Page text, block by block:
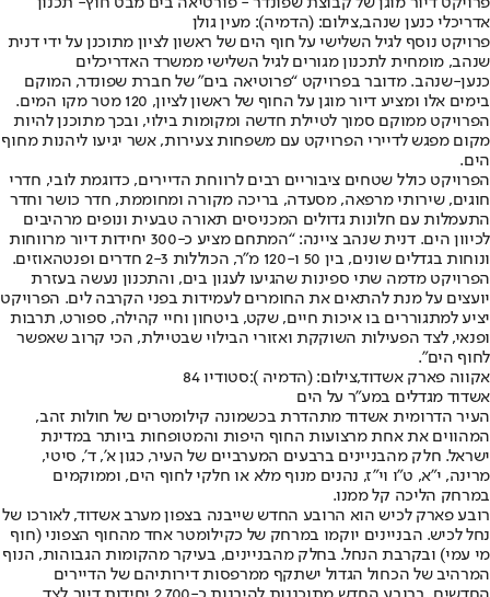
אדריכלי כנען שנהב,צילום: (הדמיה): מעין גולן
פרויקט נוסף לגיל השלישי על חוף הים של ראשון לציון מתוכנן על ידי דנית
שנהב, מומחית לתכנון מגורים לגיל השלישי ממשרד האדריכלים
כנען-שנהב. מדובר בפרויקט “פרוטיאה בים" של חברת שפונדר, המוקם
בימים אלו ומציע דיור מוגן על החוף של ראשון לציון, 120 מטר מקו המים.
הפרויקט ממוקם סמוך לטיילת חדשה ומקומות בילוי, ובכך מתוכנן להיות
מקום מפגש לדיירי הפרויקט עם משפחות צעירות, אשר יגיעו ליהנות מחוף
הים.
הפרויקט כולל שטחים ציבוריים רבים לרווחת הדיירים, כדוגמת לובי, חדרי
חוגים, שירותי מרפאה, מסעדה, בריכה מקורה ומחוממת, חדר כושר וחדר
התעמלות עם חלונות גדולים המכניסים תאורה טבעית ונופים מרהיבים
לכיוון הים. דנית שנהב ציינה: “המתחם מציע כ-300 יחידות דיור מרווחות
ונוחות בגדלים שונים, בין 50 ו-120 מ"ר, הכוללות 2-3 חדרים ופנטהאוזים.
הפרויקט מדמה שתי ספינות שהגיעו לעגון בים, והתכנון נעשה בעזרת
יועצים על מנת להתאים את החומרים לעמידות בפני הקרבה לים. הפרויקט
יציע למתגוררים בו איכות חיים, שקט, ביטחון וחיי קהילה, ספורט, תרבות
ופנאי, לצד הפעילות השוקקת ואזורי הבילוי שבטיילת, הכי קרוב שאפשר
לחוף הים".
אקווה פארק אשדוד,צילום: (הדמיה ):סטודיו 84
אשדוד מגדלים במע"ר על הים
העיר הדרומית אשדוד מתהדרת בכשמונה קילומטרים של חולות זהב,
המהווים את אחת מרצועות החוף היפות והמטופחות ביותר במדינת
ישראל. חלק מהבניינים ברבעים המערביים של העיר, כגון א’, ד’, סיטי,
מרינה, י"א, ט"ו וי"ז, נהנים מנוף מלא או חלקי לחוף הים, וממוקמים
במרחק הליכה קל ממנו.
רובע פארק לכיש הוא הרובע החדש שייבנה בצפון מערב אשדוד, לאורכו של
נחל לכיש. הבניינים יוקמו במרחק של כקילומטר אחד מהחוף הצפוני (חוף
מי עמי) ובקרבת הנחל. בחלק מהבניינים, בעיקר מהקומות הגבוהות, הנוף
המרהיב של הכחול הגדול ישתקף ממרפסות דירותיהם של הדיירים